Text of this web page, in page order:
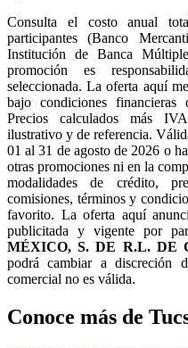
Consulta el costo anual
participantes (Banco
Institución de Banca
promoción es
seleccionada. La oferta aquí
bajo condiciones financieras
Precios calculados más
ilustrativo y de referencia.
01 al 31 de agosto de 2026 o
otras promociones ni en la
modalidades de crédito,
comisiones, términos y
favorito. La oferta aquí
publicitada y vigente por
MÉXICO, S. DE R.L. DE
podrá cambiar a discreción
comercial no es válida.
Conoce más de